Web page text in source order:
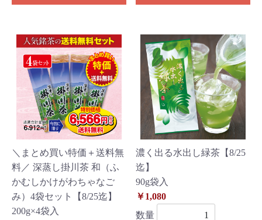
＼まとめ買い特価＋送料無
料／ 深蒸し掛川茶 和（ふ
かむしかけがわちゃなご
み）4袋セット【8/25迄】
200g×4袋入
濃く出る水出し緑茶【8/25
迄】
90g袋入
￥1,080
数量